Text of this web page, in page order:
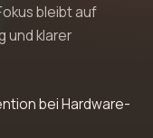
bleibt auf
und klarer
bei Hardware-